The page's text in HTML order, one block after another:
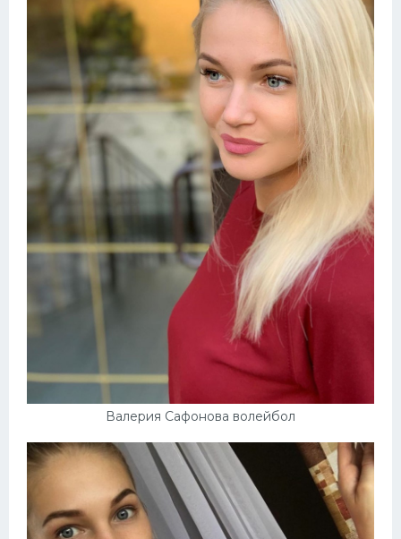
Валерия Сафонова волейбол